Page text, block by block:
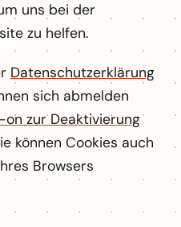
uns bei der
zu helfen.
Datenschutzerklärung
sich abmelden
zur Deaktivierung
können Cookies auch
Browsers